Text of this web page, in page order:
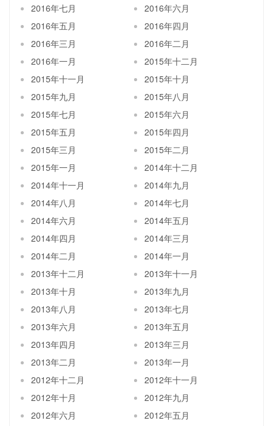
2016年七月
2016年六月
2016年五月
2016年四月
2016年三月
2016年二月
2016年一月
2015年十二月
2015年十一月
2015年十月
2015年九月
2015年八月
2015年七月
2015年六月
2015年五月
2015年四月
2015年三月
2015年二月
2015年一月
2014年十二月
2014年十一月
2014年九月
2014年八月
2014年七月
2014年六月
2014年五月
2014年四月
2014年三月
2014年二月
2014年一月
2013年十二月
2013年十一月
2013年十月
2013年九月
2013年八月
2013年七月
2013年六月
2013年五月
2013年四月
2013年三月
2013年二月
2013年一月
2012年十二月
2012年十一月
2012年十月
2012年九月
2012年六月
2012年五月